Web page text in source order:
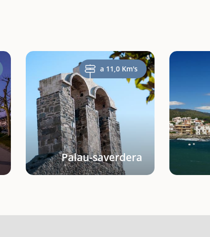
a 11,0 Km's
Palau-saverdera